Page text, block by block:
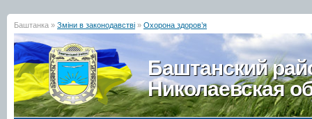
Баштанка » Зміни в законодавстві » Охорона здоров’я
Баштанский
Николаевская